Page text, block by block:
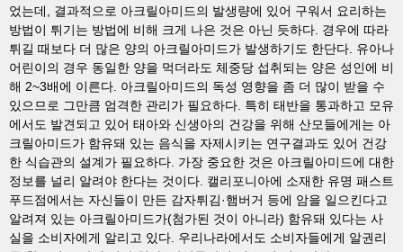
었는데, 결과적으로 아크릴아미드의 발생량에 있어 구워서 요리하는
방법이 튀기는 방법에 비해 크게 나은 것은 아닌 듯하다. 경우에 따라
튀길 때보다 더 많은 양의 아크릴아미드가 발생하기도 한단다. 유아나
어린이의 경우 동일한 양을 먹더라도 체중당 섭취되는 양은 성인에 비
해 2~3배에 이른다. 아크릴아미드의 독성 영향을 좀 더 많이 받을 수
있으므로 그만큼 엄격한 관리가 필요하다. 특히 태반을 통과하고 모유
에서도 발견되고 있어 태아와 신생아의 건강을 위해 산모들에게는 아
크릴아미드가 함유돼 있는 음식을 자제시키는 연구결과도 있어 건강
한 식습관의 설계가 필요하다. 가장 중요한 것은 아크릴아미드에 대한
정보를 널리 알려야 한다는 것이다. 캘리포니아에 소재한 유명 패스트
푸드점에서는 자신들이 만든 감자튀김·햄버거 등에 암을 일으킨다고
알려져 있는 아크릴아미드가(첨가된 것이 아니라) 함유돼 있다는 사
실을 소비자에게 알리고 있다. 우리나라에서도 소비자들에게 알권리